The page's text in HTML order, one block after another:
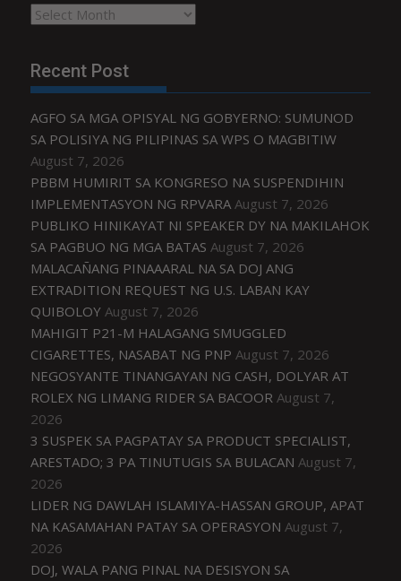
Archives
Recent Post
AGFO SA MGA OPISYAL NG GOBYERNO: SUMUNOD
SA POLISIYA NG PILIPINAS SA WPS O MAGBITIW
August 7, 2026
PBBM HUMIRIT SA KONGRESO NA SUSPENDIHIN
IMPLEMENTASYON NG RPVARA August 7, 2026
PUBLIKO HINIKAYAT NI SPEAKER DY NA MAKILAHOK
SA PAGBUO NG MGA BATAS August 7, 2026
MALACAÑANG PINAAARAL NA SA DOJ ANG
EXTRADITION REQUEST NG U.S. LABAN KAY
QUIBOLOY August 7, 2026
MAHIGIT P21-M HALAGANG SMUGGLED
CIGARETTES, NASABAT NG PNP August 7, 2026
NEGOSYANTE TINANGAYAN NG CASH, DOLYAR AT
ROLEX NG LIMANG RIDER SA BACOOR August 7,
2026
3 SUSPEK SA PAGPATAY SA PRODUCT SPECIALIST,
ARESTADO; 3 PA TINUTUGIS SA BULACAN August 7,
2026
LIDER NG DAWLAH ISLAMIYA-HASSAN GROUP, APAT
NA KASAMAHAN PATAY SA OPERASYON August 7,
2026
DOJ, WALA PANG PINAL NA DESISYON SA